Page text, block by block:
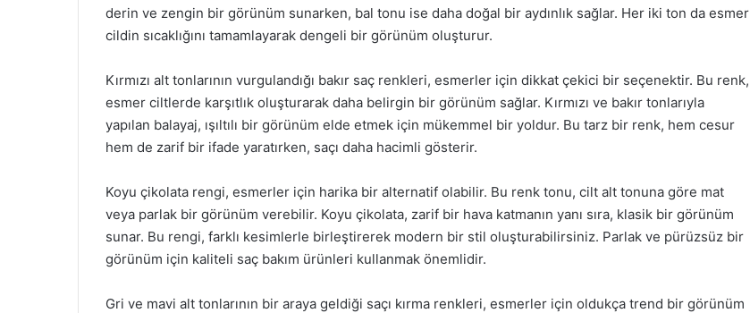
derin ve zengin bir görünüm sunarken, bal tonu ise daha doğal bir aydınlık sağlar. Her iki ton da esmer
cildin sıcaklığını tamamlayarak dengeli bir görünüm oluşturur.
Kırmızı alt tonlarının vurgulandığı bakır saç renkleri, esmerler için dikkat çekici bir seçenektir. Bu renk,
esmer ciltlerde karşıtlık oluşturarak daha belirgin bir görünüm sağlar. Kırmızı ve bakır tonlarıyla
yapılan balayaj, ışıltılı bir görünüm elde etmek için mükemmel bir yoldur. Bu tarz bir renk, hem cesur
hem de zarif bir ifade yaratırken, saçı daha hacimli gösterir.
Koyu çikolata rengi, esmerler için harika bir alternatif olabilir. Bu renk tonu, cilt alt tonuna göre mat
veya parlak bir görünüm verebilir. Koyu çikolata, zarif bir hava katmanın yanı sıra, klasik bir görünüm
sunar. Bu rengi, farklı kesimlerle birleştirerek modern bir stil oluşturabilirsiniz. Parlak ve pürüzsüz bir
görünüm için kaliteli saç bakım ürünleri kullanmak önemlidir.
Gri ve mavi alt tonlarının bir araya geldiği saçı kırma renkleri, esmerler için oldukça trend bir görünüm